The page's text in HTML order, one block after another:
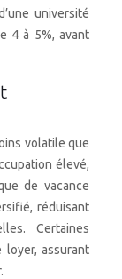
université
4 à 5%, avant
volatile que
élevé,
de vacance
réduisant
Certaines
loyer, assurant